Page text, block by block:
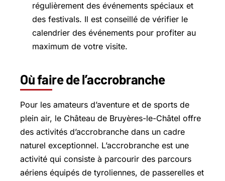
régulièrement des événements spéciaux et
des festivals. Il est conseillé de vérifier le
calendrier des événements pour profiter au
maximum de votre visite.
Où faire de l’accrobranche
Pour les amateurs d’aventure et de sports de
plein air, le Château de Bruyères-le-Châtel offre
des activités d’accrobranche dans un cadre
naturel exceptionnel. L’accrobranche est une
activité qui consiste à parcourir des parcours
aériens équipés de tyroliennes, de passerelles et